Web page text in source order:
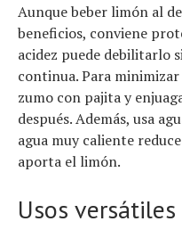
Aunque beber limón al
beneficios, conviene
acidez puede debilitarlo
continua. Para
zumo con pajita y
después. Además, usa
agua muy caliente
aporta el limón.
Usos